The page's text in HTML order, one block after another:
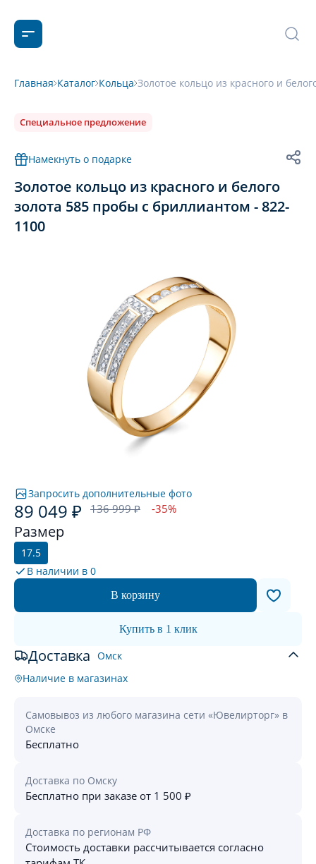
Главная Каталог Кольца Золотое кольцо из красного и
Специальное предложение
Намекнуть о подарке
Золотое кольцо из красного и белого
золота 585 пробы с бриллиантом - 822-
1100
Запросить дополнительные фото
89 049 ₽ 136 999 ₽ -35%
Размер
17.5
В наличии в 0
В корзину
Купить в 1 клик
Доставка Омск
Наличие в магазинах
Самовывоз из любого магазина сети «Ювелирторг» в
Омске
Бесплатно
Доставка по Омску
Бесплатно при заказе от 1 500 ₽
Доставка по регионам РФ
Стоимость доставки рассчитывается согласно